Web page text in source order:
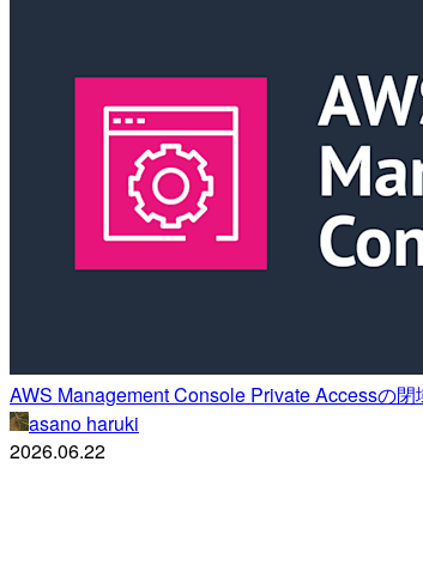
AWS Management Console Private Accessの
asano haruki
2026.06.22